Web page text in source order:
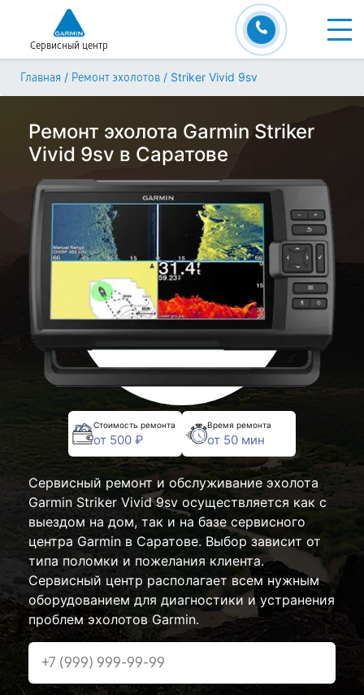
Сервисный центр
Главная / Ремонт эхолотов / Striker Vivid 9sv
Ремонт эхолота Garmin Striker
Vivid 9sv в Саратове
Стоимость ремонта
от 500 ₽
Время ремонта
от 50 мин
Сервисный ремонт и обслуживание эхолота
Garmin Striker Vivid 9sv осуществляется как с
выездом на дом, так и на базе сервисного
центра Garmin в Саратове. Выбор зависит от
типа поломки и пожелания клиента.
Сервисный центр располагает всем нужным
оборудованием для диагностики и устранения
проблем эхолотов Garmin.